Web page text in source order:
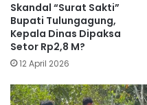
Skandal “Surat Sakti”
Bupati Tulungagung,
Kepala Dinas Dipaksa
Setor Rp2,8 M?
12 April 2026